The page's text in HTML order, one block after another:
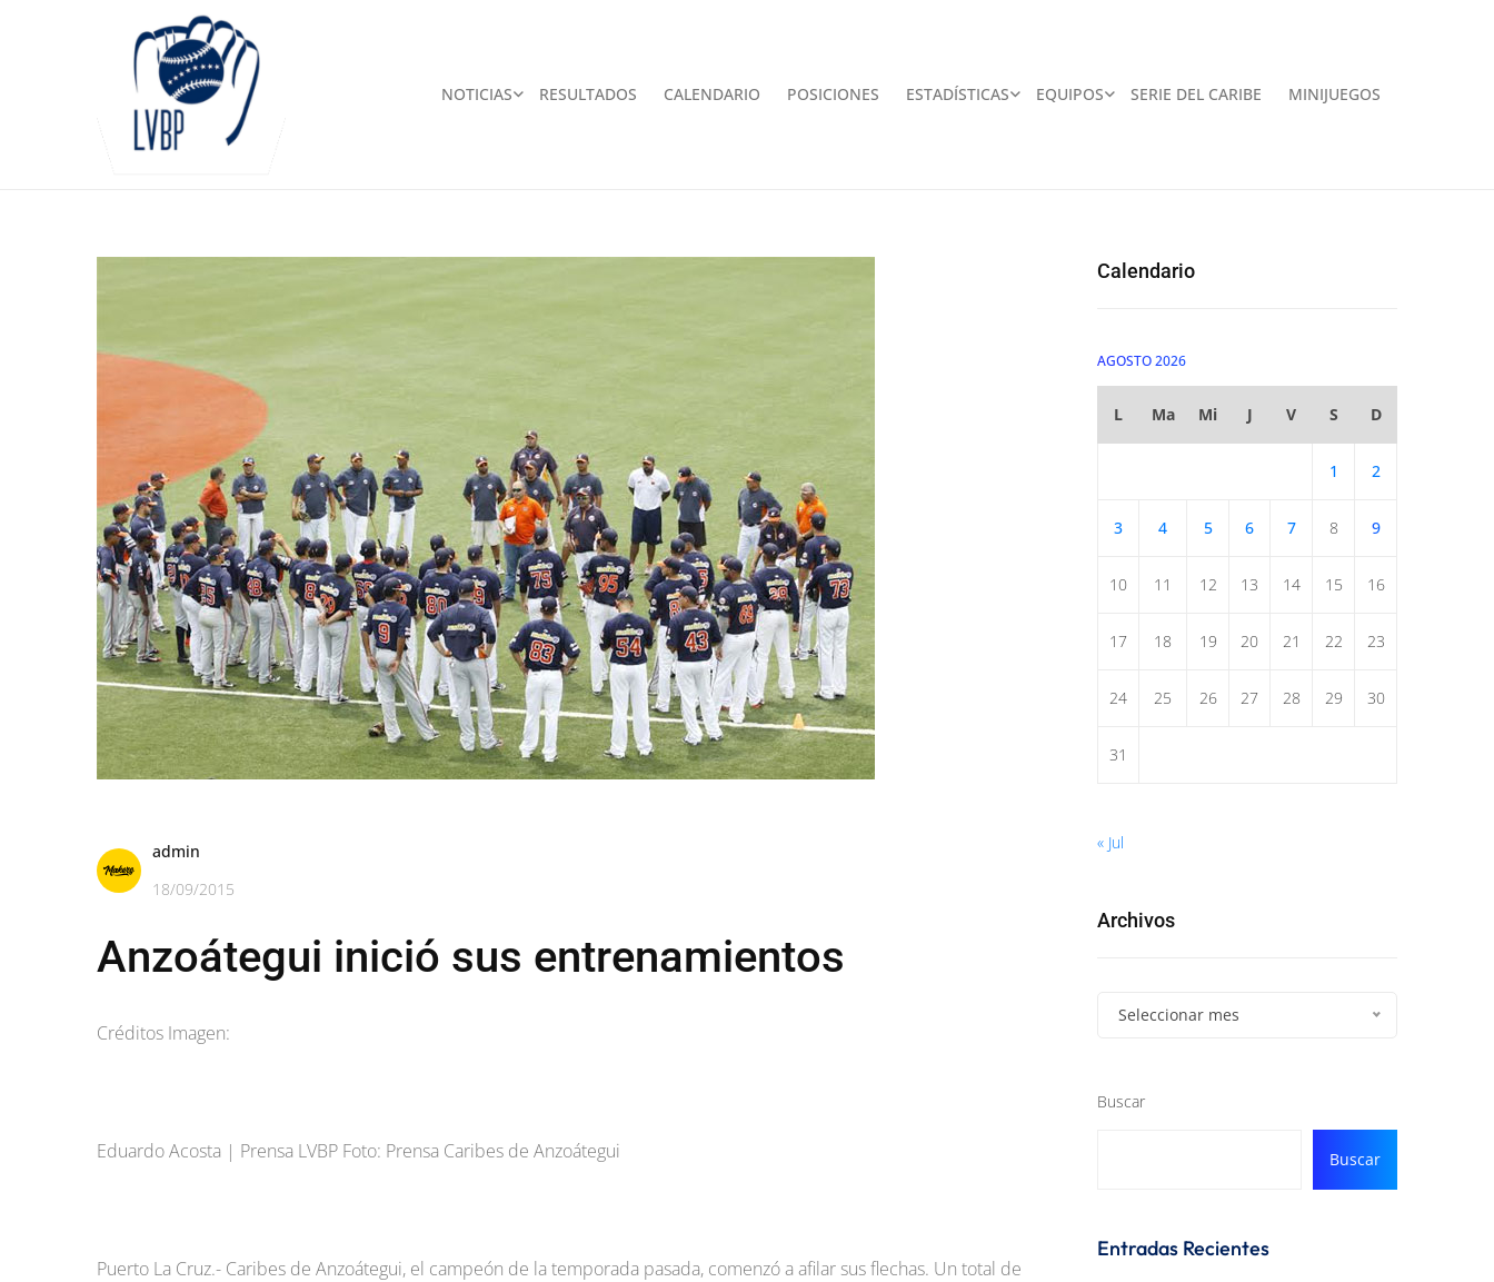
NOTICIAS RESULTADOS CALENDARIO POSICIONES ESTADÍSTICAS EQUIPOS SERIE DEL CARIBE MINIJUEGOS
admin
18/09/2015
Anzoátegui inició sus entrenamientos
Créditos Imagen:
Eduardo Acosta | Prensa LVBP Foto: Prensa Caribes de Anzoátegui
Puerto La Cruz.- Caribes de Anzoátegui, el campeón de la temporada pasada, comenzó a afilar sus flechas. Un total de
Calendario
AGOSTO 2026
L Ma Mi J V S D
1 2
3 4 5 6 7 8 9
10 11 12 13 14 15 16
17 18 19 20 21 22 23
24 25 26 27 28 29 30
31
« Jul
Archivos
Seleccionar mes
Buscar
Buscar
Entradas Recientes